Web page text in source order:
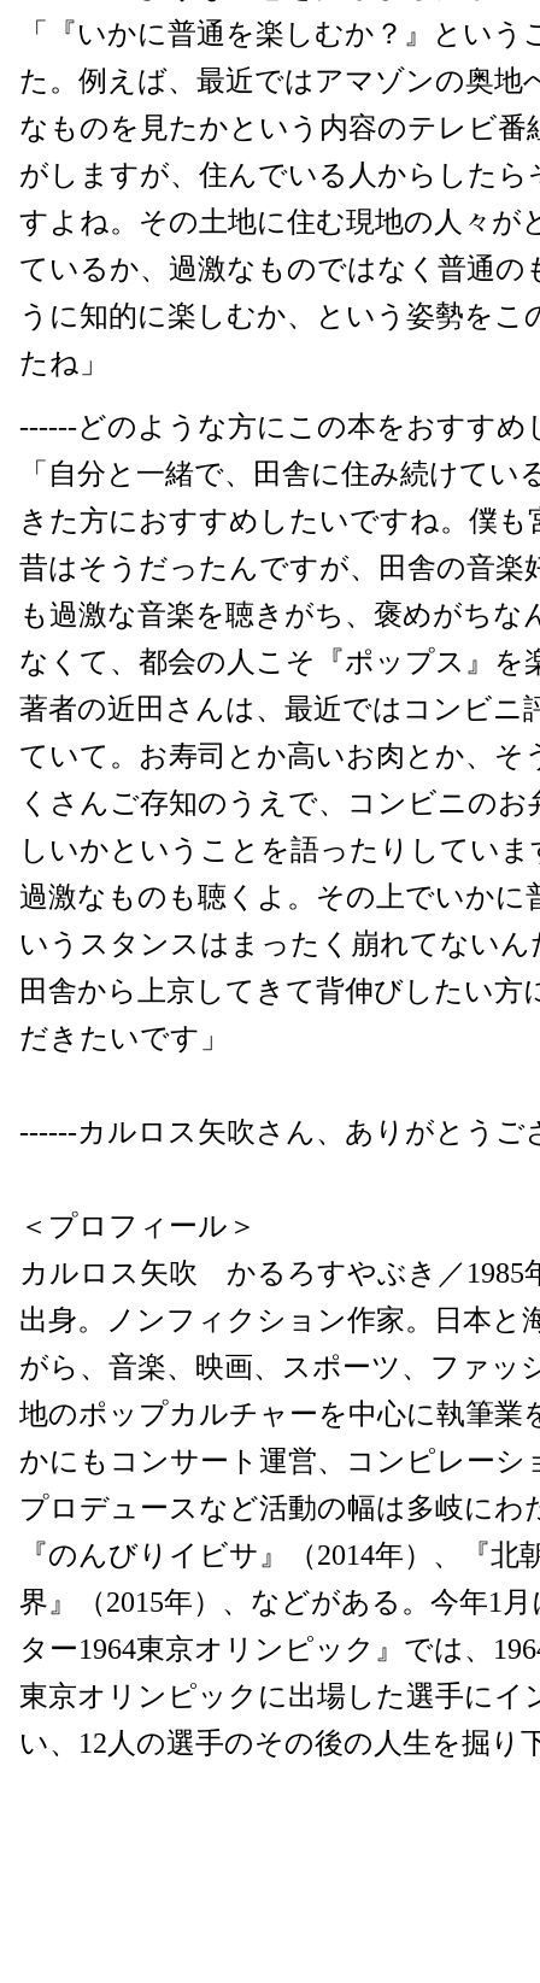
「『いかに普通を楽しむか？』という
た。例えば、最近ではアマゾンの奥地
なものを見たかという内容のテレビ番
がしますが、住んでいる人からしたら
すよね。その土地に住む現地の人々が
ているか、過激なものではなく普通の
うに知的に楽しむか、という姿勢をこ
たね」
------どのような方にこの本をおすすめ
「自分と一緒で、田舎に住み続けてい
きた方におすすめしたいですね。僕も
昔はそうだったんですが、田舎の音楽
も過激な音楽を聴きがち、褒めがちな
なくて、都会の人こそ『ポップス』を
著者の近田さんは、最近ではコンビニ
ていて。お寿司とか高いお肉とか、そ
くさんご存知のうえで、コンビニの
しいかということを語ったりしてい
過激なものも聴くよ。その上でいかに
いうスタンスはまったく崩れてない
田舎から上京してきて背伸びしたい方
だきたいです」
------カルロス矢吹さん、ありがとうご
＜プロフィール＞
カルロス矢吹 かるろすやぶき／1985
出身。ノンフィクション作家。日本と
がら、音楽、映画、スポーツ、ファッ
地のポップカルチャーを中心に執筆業
かにもコンサート運営、コンピレーシ
プロデュースなど活動の幅は多岐にわ
『のんびりイビサ』（2014年）、『北
界』（2015年）、などがある。今年1
ター1964東京オリンピック』では、
東京オリンピックに出場した選手にイ
い、12人の選手のその後の人生を掘り